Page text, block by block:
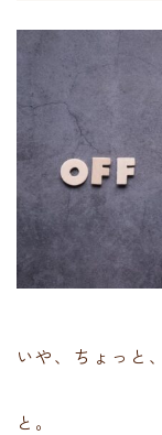
いや、ちょっと
と。